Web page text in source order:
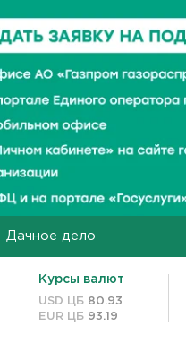
Дачное дело
Курсы валют
USD ЦБ 80.93
EUR ЦБ 93.19